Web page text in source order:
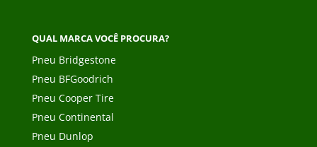
QUAL MARCA VOCÊ PROCURA?
Pneu Bridgestone
Pneu BFGoodrich
Pneu Cooper Tire
Pneu Continental
Pneu Dunlop